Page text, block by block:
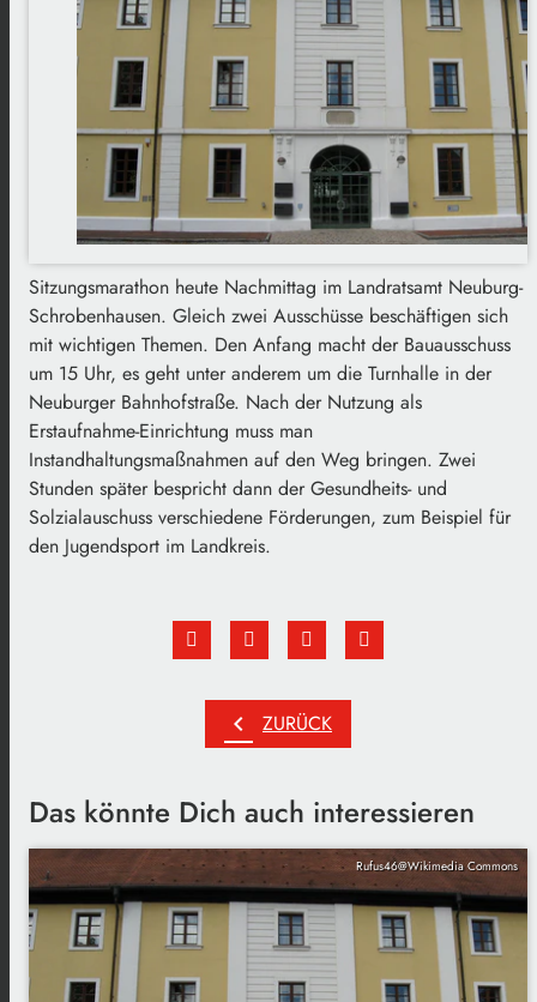
Sitzungsmarathon heute Nachmittag im Landratsamt Neuburg-
Schrobenhausen. Gleich zwei Ausschüsse beschäftigen sich
mit wichtigen Themen. Den Anfang macht der Bauausschuss
um 15 Uhr, es geht unter anderem um die Turnhalle in der
Neuburger Bahnhofstraße. Nach der Nutzung als
Erstaufnahme-Einrichtung muss man
Instandhaltungsmaßnahmen auf den Weg bringen. Zwei
Stunden später bespricht dann der Gesundheits- und
Solzialauschuss verschiedene Förderungen, zum Beispiel für
den Jugendsport im Landkreis.
chevron_left ZURÜCK
Das könnte Dich auch interessieren
Rufus46@Wikimedia Commons